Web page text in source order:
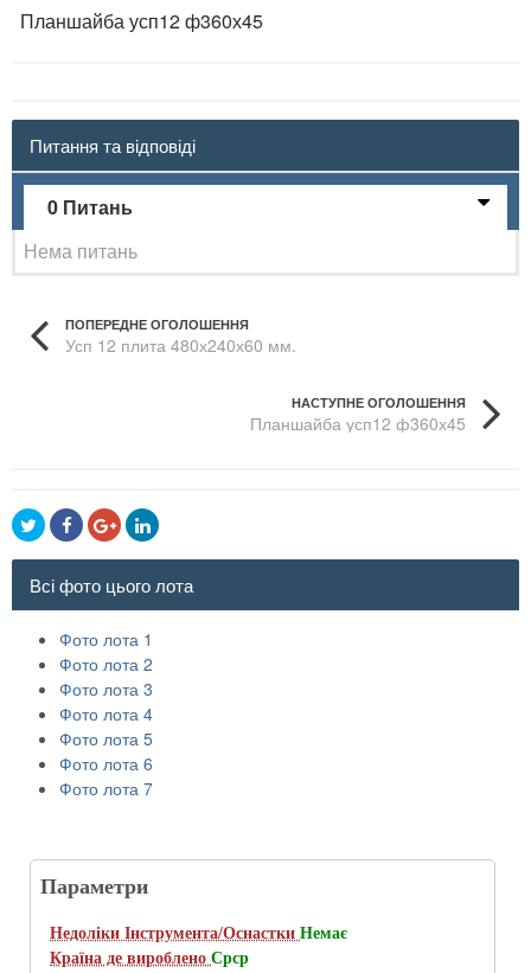
Планшайба усп12 ф360х45
Питання та відповіді
0 Питань
Нема питань
ПОПЕРЕДНЕ ОГОЛОШЕННЯ
Усп 12 плита 480х240х60 мм.
НАСТУПНЕ ОГОЛОШЕННЯ
Планшайба усп12 ф360х45
Всі фото цього лота
Фото лота 1
Фото лота 2
Фото лота 3
Фото лота 4
Фото лота 5
Фото лота 6
Фото лота 7
Параметри
Недоліки Інструмента/Оснастки Немає
Країна де вироблено Срср